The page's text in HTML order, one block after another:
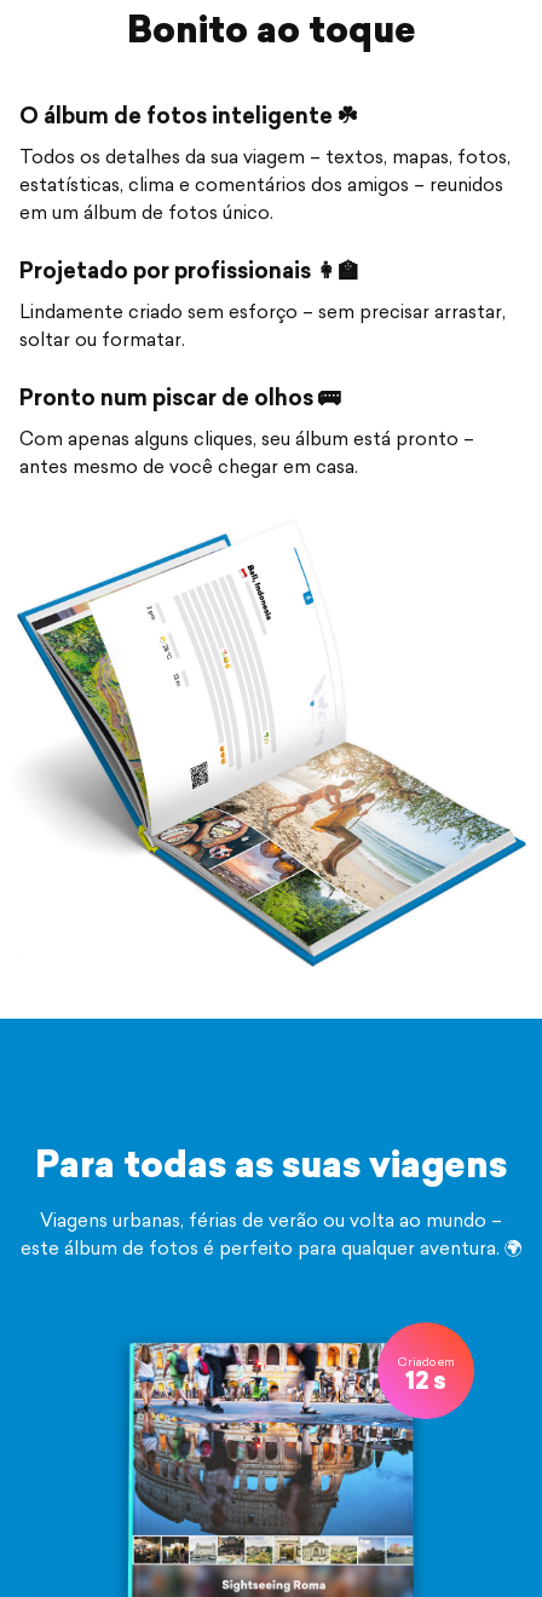
Bonito ao toque
O álbum de fotos inteligente ☘️
Todos os detalhes da sua viagem – textos, mapas, fotos,
estatísticas, clima e comentários dos amigos – reunidos
em um álbum de fotos único.
Projetado por profissionais 👩‍🏫
Lindamente criado sem esforço – sem precisar arrastar,
soltar ou formatar.
Pronto num piscar de olhos 🚌
Com apenas alguns cliques, seu álbum está pronto –
antes mesmo de você chegar em casa.
Para todas as suas viagens
Viagens urbanas, férias de verão ou volta ao mundo –
este álbum de fotos é perfeito para qualquer aventura. 🌍
Criado em
12 s